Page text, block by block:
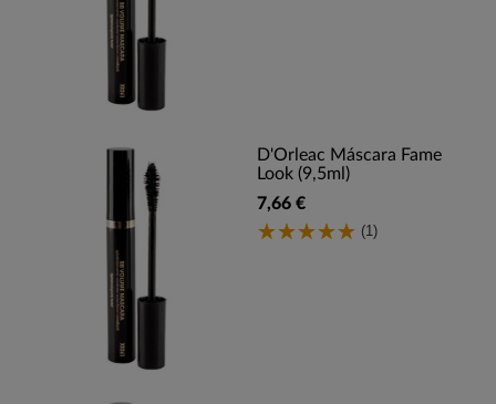
D'Orleac Máscara Fame
Look (9,5ml)
7,66 €
(1)